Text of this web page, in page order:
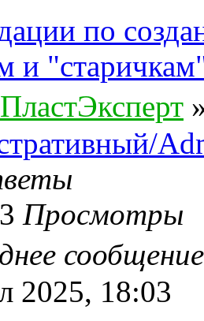
по
и
Просмотры
2025, 18:03